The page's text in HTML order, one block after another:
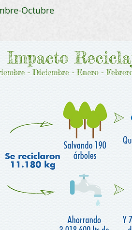
Octubre